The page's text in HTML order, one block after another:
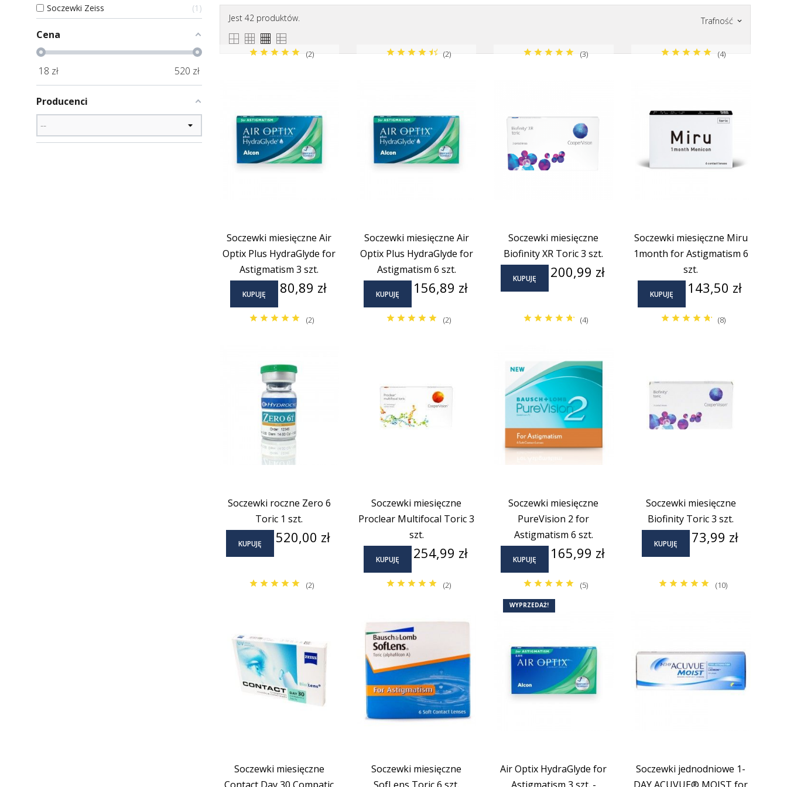
Soczewki Zeiss
1
Cena
18 zł 520 zł
Producenci
Soczewki Alcon (Ciba...
Jest 42 produktów. Trafność keyboard_arrow_down
(2)
Soczewki miesięczne Air
Optix Plus HydraGlyde for
Astigmatism 3 szt.
KUPUJĘ Cena
80,89 zł
(2)
Soczewki miesięczne Air
Optix Plus HydraGlyde for
Astigmatism 6 szt.
KUPUJĘ Cena
156,89 zł
(3)
Soczewki miesięczne
Biofinity XR Toric 3 szt.
KUPUJĘ Cena
200,99 zł
(4)
Soczewki miesięczne Miru
1month for Astigmatism 6
szt.
KUPUJĘ Cena
143,50 zł
(2)
Soczewki roczne Zero 6
Toric 1 szt.
KUPUJĘ Cena
520,00 zł
(2)
Soczewki miesięczne
Proclear Multifocal Toric 3
szt.
KUPUJĘ Cena
254,99 zł
(4)
Soczewki miesięczne
PureVision 2 for
Astigmatism 6 szt.
KUPUJĘ Cena
165,99 zł
(8)
Soczewki miesięczne
Biofinity Toric 3 szt.
KUPUJĘ Cena
73,99 zł
(2)
Soczewki miesięczne
Contact Day 30 Compatic
(2)
Soczewki miesięczne
SofLens Toric 6 szt.
(5)
Air Optix HydraGlyde for
Astigmatism 3 szt. -
WYPRZEDAŻ!
(10)
Soczewki jednodniowe 1-
DAY ACUVUE® MOIST for